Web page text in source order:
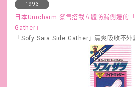
1993
日本Unicharm 發售搭載立體防漏側邊的
Gather」
「Sofy Sara Side Gather」清爽吸收不外